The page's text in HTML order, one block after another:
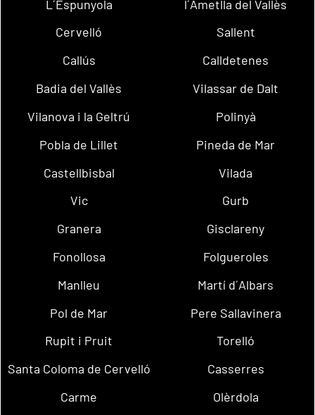
L´Espunyola
l´Ametlla del Vallès
Cervelló
Sallent
Callús
Calldetenes
Badia del Vallès
Vilassar de Dalt
Vilanova i la Geltrú
Polinyà
Pobla de Lillet
Pineda de Mar
Castellbisbal
Vilada
Vic
Gurb
Granera
Gisclareny
Fonollosa
Folgueroles
Manlleu
Martí d´Albars
Pol de Mar
Pere Sallavinera
Rupit i Pruit
Torelló
Santa Coloma de Cervelló
Casserres
Carme
Olèrdola